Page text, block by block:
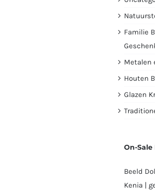
Familie
Metalen
Houten
Glazen
On-
Beeld
Kenia |